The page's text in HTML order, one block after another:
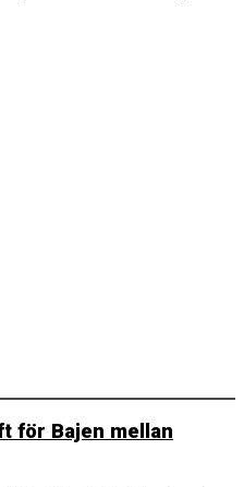
för Bajen mellan